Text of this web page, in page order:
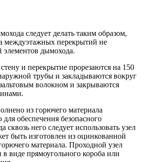
следует делать таким образом,
междуэтажных перекрытий не
элементов дымохода.
и перекрытие прорезаются на 150
трубы и закладываются вокруг
волокном и закрываются
из горючего материала
обеспечения безопасного
него следует использовать узел
быть изготовлен из оцинкованной
материала. Проходной узел
виде прямоугольного короба или